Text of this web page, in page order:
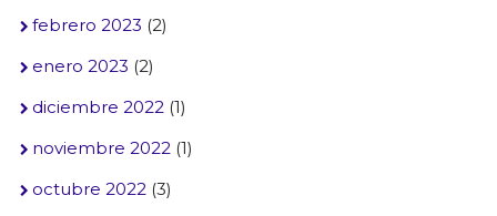
febrero 2023 (2)
enero 2023 (2)
diciembre 2022(1)
noviembre 2022(1)
octubre 2022(3)